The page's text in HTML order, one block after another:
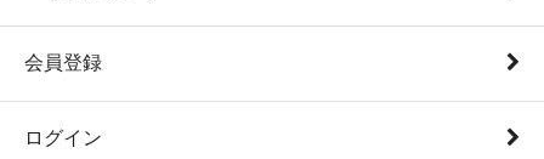
会員登録
ログイン